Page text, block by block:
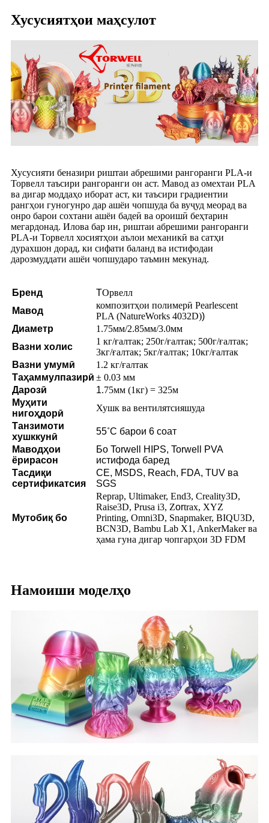
Хусусиятҳои маҳсулот
Хусусияти беназири риштаи абрешими рангоранги PLA-и
Торвелл таъсири рангоранги он аст. Мавод аз омехтаи PLA
ва дигар моддаҳо иборат аст, ки таъсири градиентии
рангҳои гуногунро дар ашёи чопшуда ба вуҷуд меорад ва
онро барои сохтани ашёи бадеӣ ва ороишӣ беҳтарин
мегардонад. Илова бар ин, риштаи абрешими рангоранги
PLA-и Торвелл хосиятҳои аълои механикӣ ва сатҳи
дурахшон дорад, ки сифати баланд ва истифодаи
дарозмуддати ашёи чопшударо таъмин мекунад.
Бренд TОрвелл
Мавод
композитҳои полимерӣ Pearlescent
PLA (NatureWorks 4032D))
Диаметр
1.75мм/2.85мм/3.0мм
Вазни холис
1 кг/ғалтак; 250г/ғалтак; 500г/ғалтак;
3кг/ғалтак; 5кг/ғалтак; 10кг/ғалтак
Вазни умумӣ
1.2 кг/ғалтак
Таҳаммулпазирӣ ± 0.03 мм
Дарозӣ
1.75мм (1кг) = 325м
Муҳити
нигоҳдорӣ
Хушк ва вентилятсияшуда
Танзимоти
хушккунӣ
55˚C барои 6 соат
Маводҳои
ёрирасон
Бо Torwell HIPS, Torwell PVA
истифода баред
Тасдиқи
сертификатсия
CE, MSDS, Reach, FDA, TUV ва
SGS
Мутобиқ бо
Reprap, Ultimaker, End3, Creality3D,
Raise3D, Prusa i3, Zortrax, XYZ
Printing, Omni3D, Snapmaker, BIQU3D,
BCN3D, Bambu Lab X1, AnkerMaker ва
ҳама гуна дигар чопгарҳои 3D FDM
Намоиши моделҳо